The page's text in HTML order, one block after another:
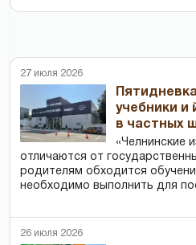
27 июля 2026
учебники и
в частных
«Челнинские
отличаются от
родителям обходится
необходимо выполнить для
26 июля 2026